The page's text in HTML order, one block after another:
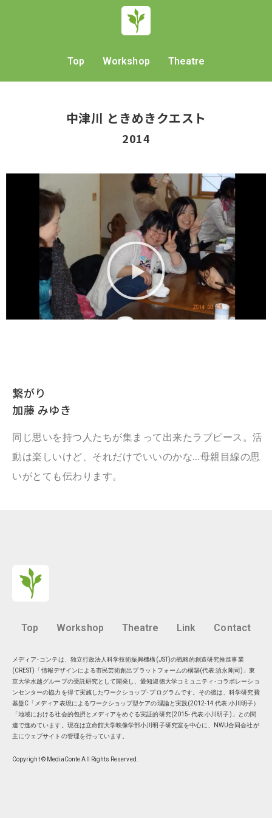
Top Workshop Theatre
中津川 ときめきクエスト
2014
繋がり
加藤 みゆき
同じ思いを持つ人たちが集まって出来たラブピース。活
動は楽しいけど、それだけでいいのかな…母親目線の思
いがとても伝わります。
Top Workshop Theatre Link Contact
メディア･コンテは、独立行政法人科学技術振興機構(JST)の戦略的創造研究推進事業
(CREST)「情報デザインによる市民芸術創出プラットフォームの構築(代表:須永剛司)」東
京大学水越グループの受託研究として開発し、愛知淑徳大学コミュニティ･コラボレーショ
ンセンターの協力を得て実施したワークショップ･プログラムです。その後は、科学研究費
基盤C「メディア表現によるワークショップ型ケアの理論と実践(2012-14 代表:小川明子）
「地域における社会的包摂とメディアをめぐる実証的研究(2015- 代表:小川明子)」との関
連で進めています。現在は立命館大学映像学部小川明子研究室を中心に、 NWU合同会社が
主にウェブサイトの管理を行っています。
Copyright © MediaConte All Rights Reserved.